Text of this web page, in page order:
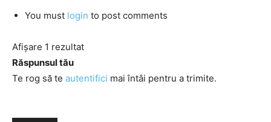
You must login to post comments
Afișare 1 rezultat
Răspunsul tău
Te rog să te autentifici mai întâi pentru a trimite.